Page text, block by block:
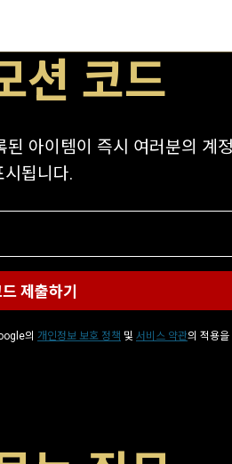
션 코드
아이템이 즉시 여러분의 계
됩니다.
의 개인정보 보호 정책 및 서비스 약관의 적용을